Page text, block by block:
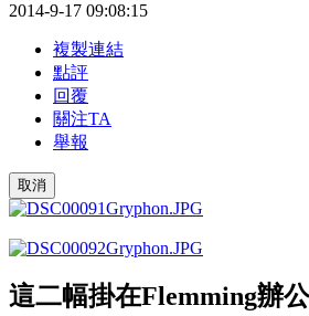
2014-9-17 09:08:15
複製連結
點評
回覆
關注TA
舉報
取消
這二幅掛在Flemming辦